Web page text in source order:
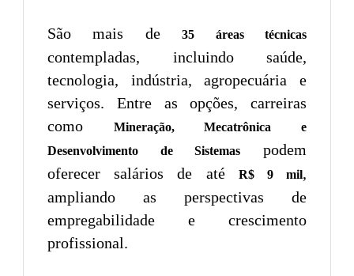
São mais de35 áreas técnicas
contempladas, incluindo saúde,
tecnologia, indústria, agropecuária e
serviços. Entre as opções, carreiras
como
Mineração, Mecatrônica e
Desenvolvimento de Sistemas
podem
oferecer salários de até
R$ 9 mil,
ampliando as perspectivas de
empregabilidade e crescimento
profissional.